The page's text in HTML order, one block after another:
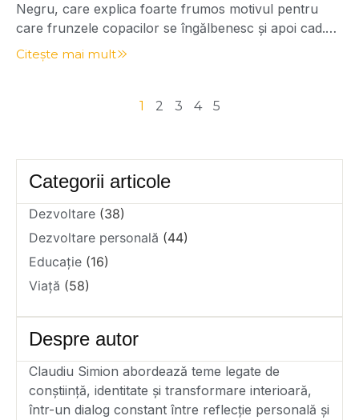
Negru, care explica foarte frumos motivul pentru
care frunzele copacilor se îngălbenesc și apoi cad.
Unul dintre primele semne ale pregătirii pentru iarnă
este schimbarea frunzelor. Pe măsură ce zilele se
– pigmentul verde care face posibilă fotosinteza. […]
Citește mai mult
1 2 3 4 5
Categorii articole
Dezvoltare (38)
Dezvoltare personală (44)
Educație (16)
Viață (58)
Despre autor
Claudiu Simion abordează teme legate de
conștiință, identitate și transformare interioară,
într-un dialog constant între reflecție personală și